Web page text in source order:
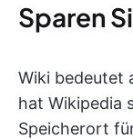
Sparen
Wiki bedeutet
hat Wikipedia
Speicherort